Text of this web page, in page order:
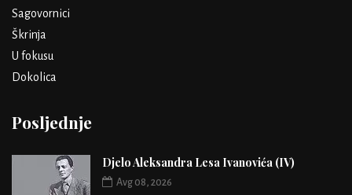
Sagovornici
Škrinja
U fokusu
Dokolica
Posljednje
Djelo Aleksandra Lesa Ivanovića (IV)
Avg 08, 2026